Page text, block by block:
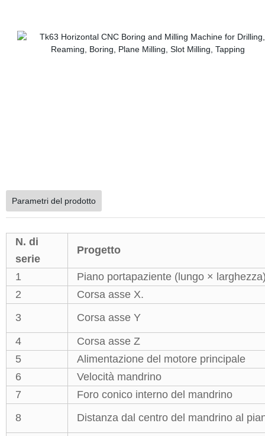
Parametri del prodotto
N. di
serie
Progetto
1
Piano portapaziente (lungo ×
2
Corsa asse X.
3
Corsa asse Y
4
Corsa asse Z
5
Alimentazione del motore principale
6
Velocità mandrino
7
Foro conico interno del mandrino
8
Distanza dal centro del mandrino al